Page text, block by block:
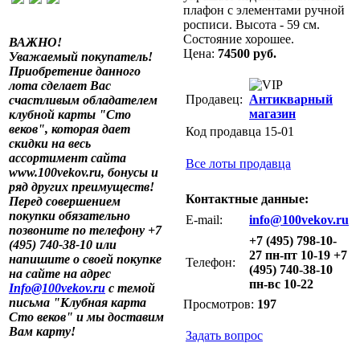
ВАЖНО!
Уважаемый покупатель!
Приобретение данного
лота сделает Вас
счастливым обладателем
клубной карты "Сто
веков", которая дает
скидки на весь
ассортимент сайта
www.100vekov.ru, бонусы и
ряд других преимуществ!
Перед совершением
покупки обязательно
позвоните по телефону +7
(495) 740-38-10 или
напишите о своей покупке
на сайте на адрес
Info@100vekov.ru с темой
письма "Клубная карта
Сто веков" и мы доставим
Вам карту!
плафон с элементами ручной
росписи. Высота - 59 см.
Состояние хорошее.
Цена: 74500 руб.
Продавец: Антикварный
магазин
Код продавца 15-01
Все лоты продавца
Контактные данные:
E-mail:
info@100vekov.ru
Телефон:
+7 (495) 798-10-
27 пн-пт 10-19 +7
(495) 740-38-10
пн-вс 10-22
Просмотров: 197
Задать вопрос